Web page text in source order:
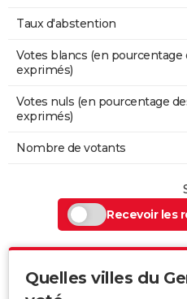
Taux d'abstention
Votes blancs (en pourcentage
exprimés)
Votes nuls (en pourcentage
exprimés)
Nombre de votants
Recevoir les
Quelles villes du